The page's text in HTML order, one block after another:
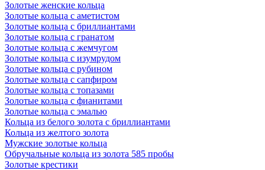
Золотые женские кольца
Золотые кольца с аметистом
Золотые кольца с бриллиантами
Золотые кольца с гранатом
Золотые кольца с жемчугом
Золотые кольца с изумрудом
Золотые кольца с рубином
Золотые кольца с сапфиром
Золотые кольца с топазами
Золотые кольца с фианитами
Золотые кольца с эмалью
Кольца из белого золота с бриллиантами
Кольца из желтого золота
Мужские золотые кольца
Обручальные кольца из золота 585 пробы
Золотые крестики